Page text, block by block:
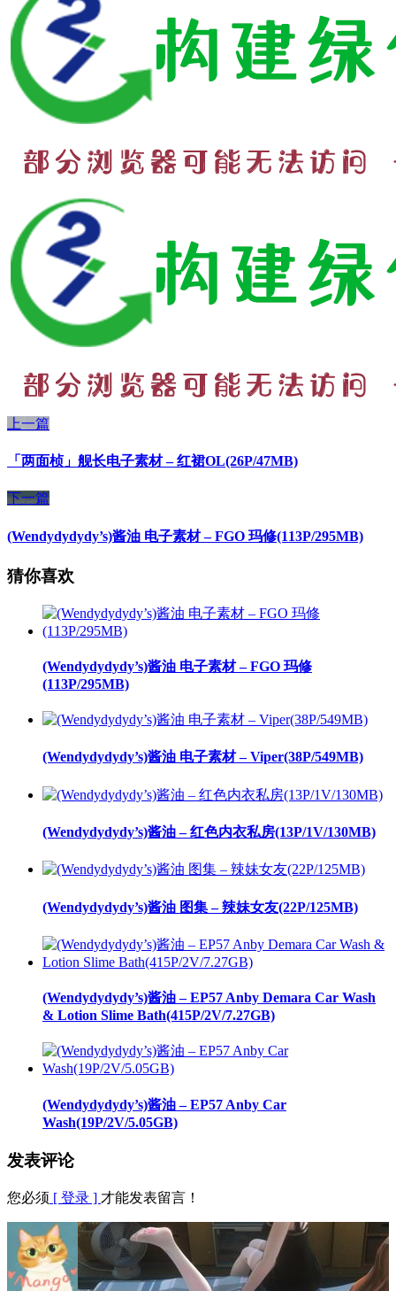
上一篇
「两面桢」舰长电子素材 – 红裙OL(26P/47MB)
下一篇
(Wendydydydy’s)酱油 电子素材 – FGO 玛修(113P/295MB)
猜你喜欢
(Wendydydydy’s)酱油 电子素材 – FGO 玛修
(113P/295MB)
(Wendydydydy’s)酱油 电子素材 – Viper(38P/549MB)
(Wendydydydy’s)酱油 – 红色内衣私房(13P/1V/130MB)
(Wendydydydy’s)酱油 图集 – 辣妹女友(22P/125MB)
(Wendydydydy’s)酱油 – EP57 Anby Demara Car Wash
& Lotion Slime Bath(415P/2V/7.27GB)
(Wendydydydy’s)酱油 – EP57 Anby Car
Wash(19P/2V/5.05GB)
发表评论
您必须 [ 登录 ] 才能发表留言！